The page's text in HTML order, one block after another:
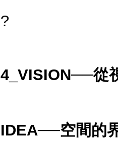
?
4_VISION──從
IDEA──空間的